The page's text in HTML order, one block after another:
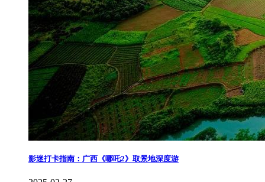
影迷打卡指南：广西《哪吒2》取景地深度游